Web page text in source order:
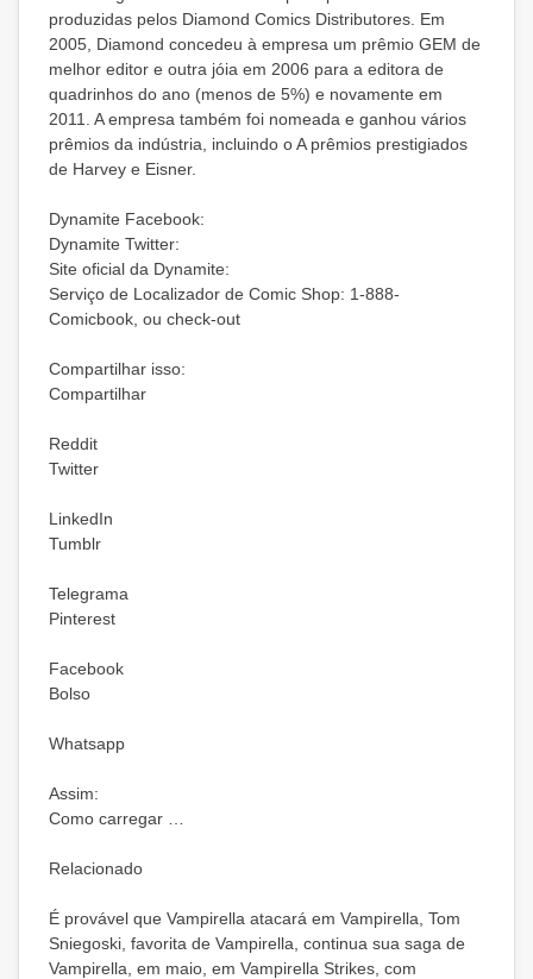
produzidas pelos Diamond Comics Distributores. Em
2005, Diamond concedeu à empresa um prêmio GEM de
melhor editor e outra jóia em 2006 para a editora de
quadrinhos do ano (menos de 5%) e novamente em
2011. A empresa também foi nomeada e ganhou vários
prêmios da indústria, incluindo o A prêmios prestigiados
de Harvey e Eisner.
Dynamite Facebook:
Dynamite Twitter:
Site oficial da Dynamite:
Serviço de Localizador de Comic Shop: 1-888-
Comicbook, ou check-out
Compartilhar isso:
Compartilhar
Reddit
Twitter
LinkedIn
Tumblr
Telegrama
Pinterest
Facebook
Bolso
Whatsapp
Assim:
Como carregar …
Relacionado
É provável que Vampirella atacará em Vampirella, Tom
Sniegoski, favorita de Vampirella, continua sua saga de
Vampirella, em maio, em Vampirella Strikes, com